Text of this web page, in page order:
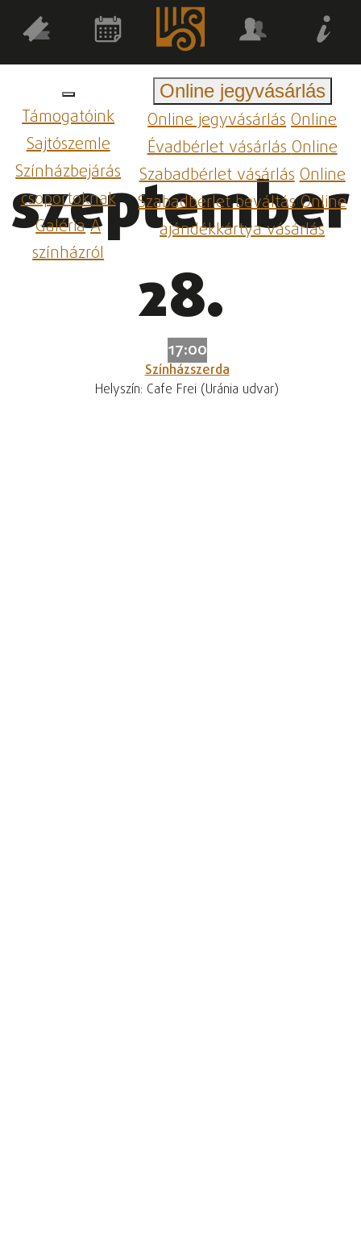
Támogatóink
Sajtószemle
Színházbejárás
csoportoknak
GalériaA
színházról
Online jegyvásárlás
Online jegyvásárlásOnline
Évadbérlet vásárlásOnline
Szabadbérlet vásárlásOnline
Szabadbérlet beváltásOnline
ajándékkártya vásárlás
szeptember
28.
17:00
Színházszerda
Helyszín: Cafe Frei (Uránia udvar)